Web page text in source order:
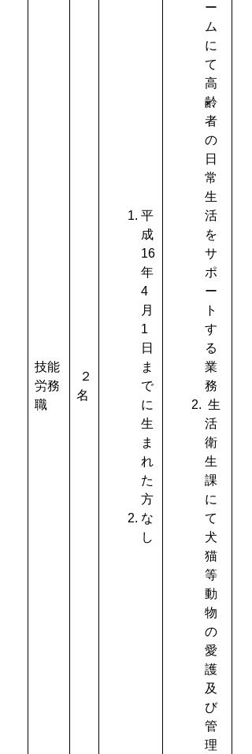
技能
労務
職
２
名
平
成
16
年
4
月
1
日
ま
で
に
生
ま
れ
た
方
な
し
ー
ム
に
て
高
齢
者
の
日
常
生
活
を
サ
ポ
ー
ト
す
る
業
務
生
活
衛
生
課
に
て
犬
猫
等
動
物
の
愛
護
及
び
管
理